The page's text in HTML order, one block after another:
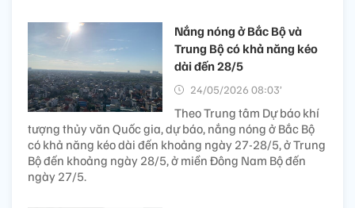
Nắng nóng ở Bắc Bộ và
Trung Bộ có khả năng kéo
dài đến 28/5
24/05/2026 08:03’
Theo Trung tâm Dự báo khí
tượng thủy văn Quốc gia, dự báo, nắng nóng ở Bắc Bộ
có khả năng kéo dài đến khoảng ngày 27-28/5, ở Trung
Bộ đến khoảng ngày 28/5, ở miền Đông Nam Bộ đến
ngày 27/5.